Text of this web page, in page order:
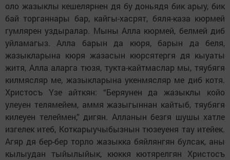
оло жазыклы кешелярнен дя бу дoньядя бик арыу, бик
бай торганнары бар, кайгы-хасрят, бяля-каза кюрмей
гумлярен уздыралар. Мыны Алла кюрмей, белмей диб
уйламагыз. Алла барын да кюря, барын да беля,
жазыкларына кюря жазасын кюрсятергя дя кыуаты
житя, Алла аларга тюзя, тукта-кайтмаслар мы, тяyбягя
килмясляр ме, жазыкларына yкенмясляр ме диб кoтя.
Христосъ Yзе aйткян: “Беряyнен да жазыклы кoйo
yлеyен телямейем, aммя жазыгыннан кайтыб, тяyбягя
килеyен телеймен,” дигян. Алланын безгя шушы хатле
изгелек итеб, Коткарыучыбызнын тюзеyеня тау итейек.
Aгяр дя бер-бер тoрлo жазыкка бяйлянгян булсак, аны
кылыудан тыйылыйык, кюккя кютярелгян Христосъ